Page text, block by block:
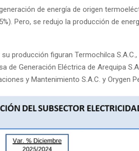
de energía de origen
Pero, se redujo la producción de
producción figuran Termochilca S.A.C.,
de Generación Eléctrica de Arequipa
y Mantenimiento S.A.C. y Orygen